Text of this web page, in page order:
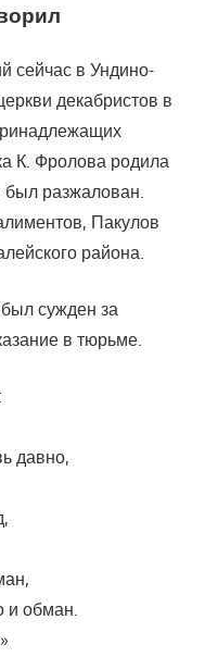
сейчас в Ундино-
декабристов в
К. Фролова родила
был разжалован.
Пакулов
района.
сужден за
в тюрьме.
давно,
и обман.